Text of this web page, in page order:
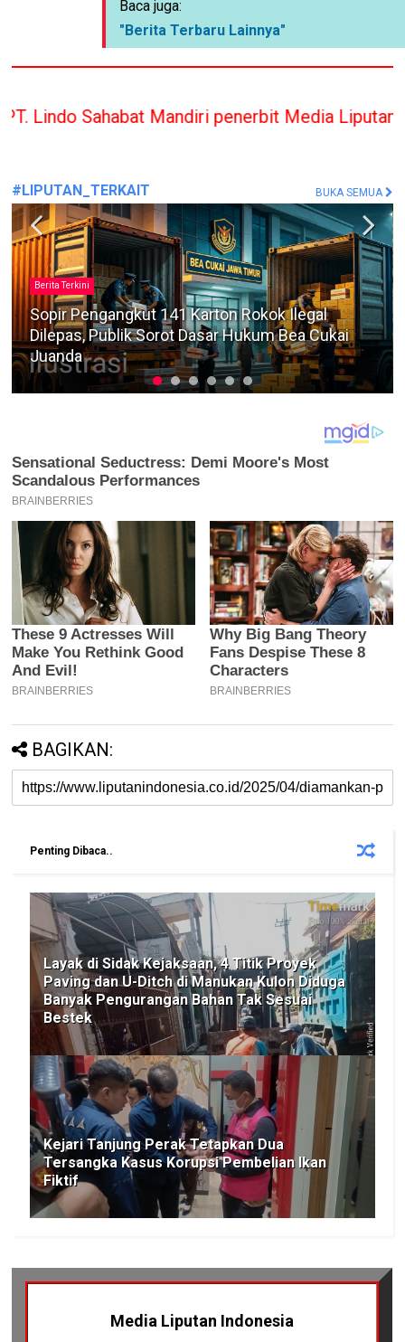
Baca juga:
"Berita Terbaru Lainnya"
Mandiri penerbit Media Liputan Indonesia
#LIPUTAN_TERKAIT BUKA SEMUA
Berita Terkini
Diduga Jadi Lokasi Peredaran Narkoba, Warga
Minta Polres Bangkalan Selidiki Kawasan Hutan
Dusun Jungpajung Desa Pereng Bangkalan
BAGIKAN:
Penting Dibaca..
Layak di Sidak Kejaksaan, 4 Titik Proyek
Paving dan U-Ditch di Manukan Kulon Diduga
Banyak Pengurangan Bahan Tak Sesuai
Bestek
Kejari Tanjung Perak Tetapkan Dua
Tersangka Kasus Korupsi Pembelian Ikan
Fiktif
Media Liputan Indonesia